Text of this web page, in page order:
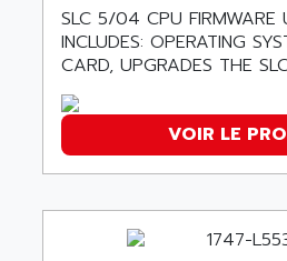
C500
C200H
ALTIVAR 16
ADWIN
AE
AE&T
AEC
AEE
AEEON
AEES
SLC 5/04 CPU FIRMWARE
INCLUDES: OPERATING
CARD, UPGRADES THE
VOIR LE